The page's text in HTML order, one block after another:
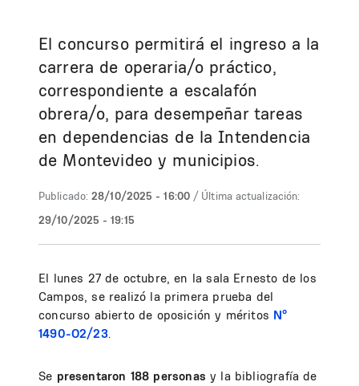
El concurso permitirá el ingreso a la
carrera de operaria/o práctico,
correspondiente a escalafón
obrera/o, para desempeñar tareas
en dependencias de la Intendencia
de Montevideo y municipios.
Publicado: 28/10/2025 - 16:00 / Última actualización:
29/10/2025 - 19:15
El lunes 27 de octubre, en la sala Ernesto de los
Campos, se realizó la primera prueba del
concurso abierto de oposición y méritos Nº
1490-O2/23.
Se presentaron 188 personas y la bibliografía de